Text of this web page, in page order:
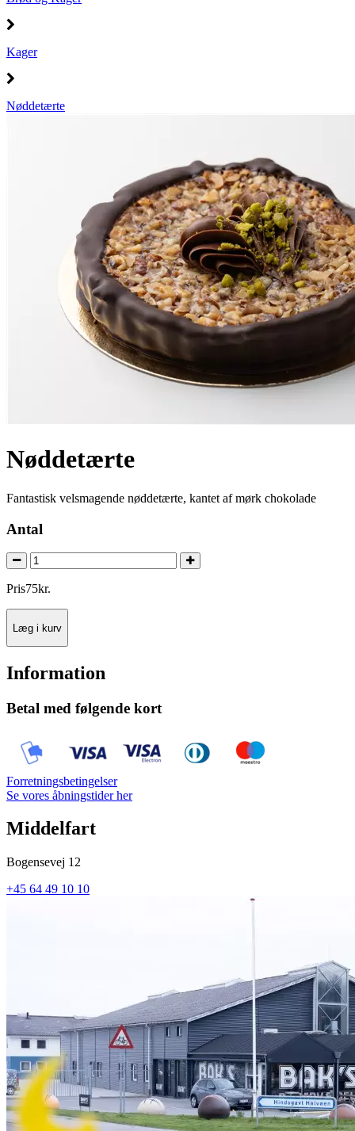
Kager
Nøddetærte
Nøddetærte
Fantastisk velsmagende nøddetærte, kantet af mørk chokolade
Antal
Pris75kr.
Læg i kurv
Information
Betal med følgende kort
Forretningsbetingelser
Se vores åbningstider her
Middelfart
Bogensevej 12
+45 64 49 10 10